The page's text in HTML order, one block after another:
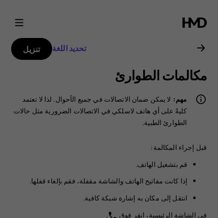
دليل
مستخدم
Nokia
2
تحديد اللغة تنزيل
مكالمات الطوارئ
مهم: لا يمكن ضمان الاتصالات في جميع الأحوال. لذا لا تعتمد
كليةً على أي هاتف لاسلكي في الاتصالات الضرورية مثل حالات
الطوارئ الطبية.
قبل إجراء المكالمة:
قم بتشغيل الهاتف.
إذا كانت مفاتيح الهاتف والشاشة مقفلة، فقم بإلغاء قفلها.
انتقل إلى مكان به إشارة شبكة كافية.
في الشاشة الرئيسية، انقر فوق phone
.